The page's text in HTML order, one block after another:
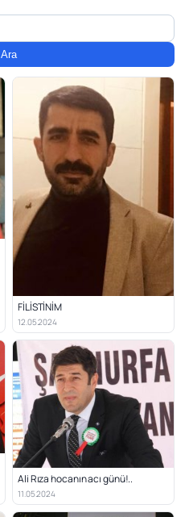
Ara
FİLİSTİNİM
12.05.2024
Ali Rıza hocanın acı günü!..
11.05.2024